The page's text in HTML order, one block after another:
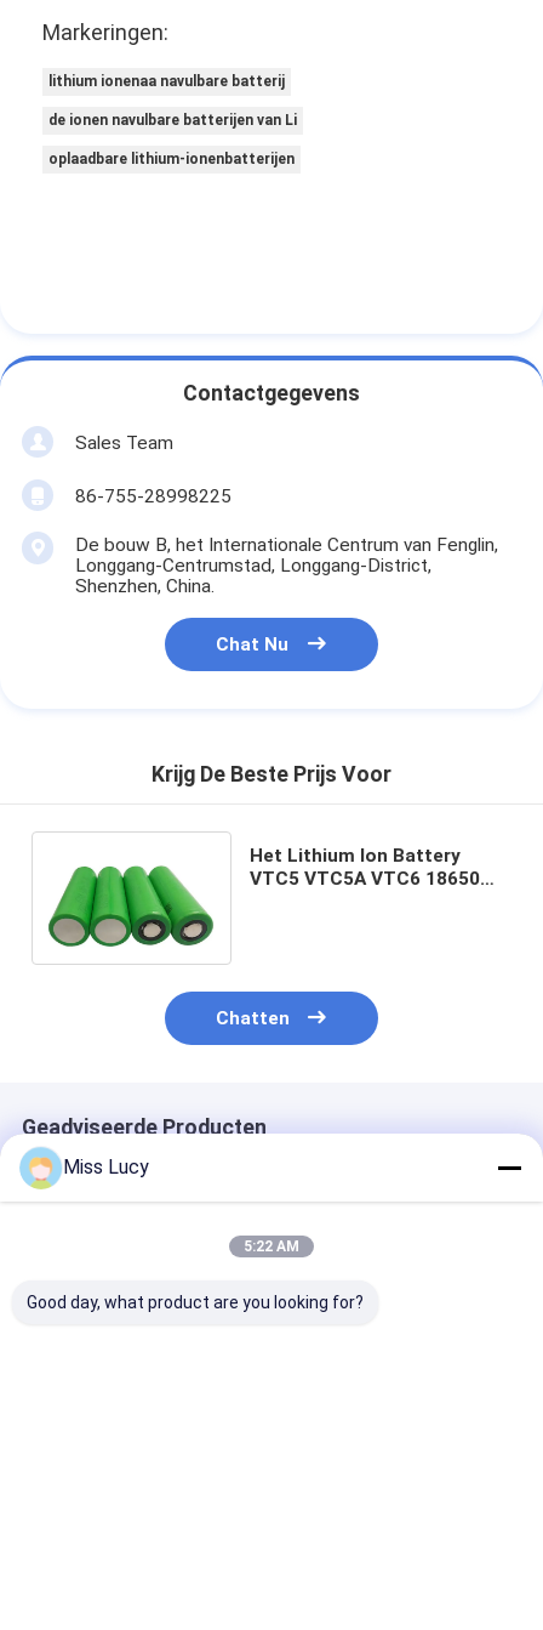
Markeringen:
lithium ionenaa navulbare batterij
de ionen navulbare batterijen van Li
oplaadbare lithium-ionenbatterijen
Contactgegevens
Sales Team
86-755-28998225
De bouw B, het Internationale Centrum van Fenglin,
Longgang-Centrumstad, Longgang-District,
Shenzhen, China.
Chat Nu
Krijg De Beste Prijs Voor
Het Lithium Ion Battery
VTC5 VTC5A VTC6 18650
Chatten
Geadviseerde Producten
Miss Lucy
5:22 AM
Good day, what product are you looking for?